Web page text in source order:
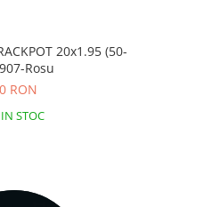
Rosu
RON
IN STOC